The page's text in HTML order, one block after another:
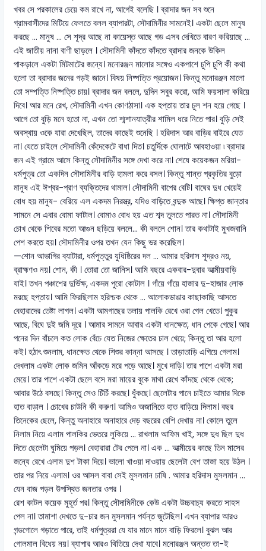
খবর সে পরকালের চেয়ে কম রাখে না, আগেই বলেছি । ব্রাদার জন সব শুনে
গ্রামবাসীদের মিটিয়ে ফেলতে বলল ব্যাপারটা, সৌদামিনীর সামনেই। একটা ছেলে মানুষ
করছে ... মানুষ ... সে শূদ্র আছে না কায়েস্ত আছে গড এসব দেখিতে বারণ করিয়াছে ...
এই জাতীয় নানা বাণী ছাড়লে । সৌদামিনী কাঁদতে কাঁদতে ব্রাদার জনকে উকিল
পাকড়ালে একটা মিটমাটের জন্যে। মনোরঞ্জন মালোর সঙ্গেও একপাশে চুপি চুপি কী কথা
হলো তা ব্রাদার জনের গড়ই জানে। বিষয় নিষ্পত্তি প্রয়োজন। কিন্তু মনোরঞ্জন মালো
তো সম্পত্তি নিষ্পত্তি চায়। ব্রাদার জন বললে, দুদিন সবুর করো, আমি ফয়সালা করিয়ে
দিবে। আর মনে রেখ, সৌদামিনী এখন কোণঠাসা। এক হপ্তায় তার চুল শন হয়ে গেছে ।
আগে তো বুড়ি মনে হতো না, এখন তো শ্মশানযাত্রীর শামিল ধরে নিতে পার। বুড়ি সেই
অবস্থায় ওকে যারা দেখেছিল, তাদের কাছেই শুনেছি । হরিদাস আর বাড়ির বাইরে যেত
না। যেতে চাইলে সৌদামিনী কেঁদেকেটে বাধা দিত। চতুর্দিকে ঘোলাটে আবহাওয়া ৷ ব্রাদার
জন এই গ্রামে আসে কিন্তু সৌদামিনীর সঙ্গে দেখা করে না। শেষে কয়েকজন মরিয়া-
ধর্মপুত্র তো একদিন সৌদামিনীর বাড়ি হামলা করে বসল। কিন্তু শান্ত প্রকৃতির বুড়ো
মানুষ এই ঈশ্বর-প্রাণ ব্যক্তিদের থামাল। সৌদামিনী বাপের বেটি। বাঘের দুধ খেয়েই
বোধ হয় মানুষ- বেরিয়ে এল একদম নিরস্ত্র, যদিও বাড়িতে বন্দুক আছে। ক্ষিপ্ত জান্তার
সামনে সে এবার বোমা ফাটাল। বোমাও বোধ হয় এত শব্দ তুলতে পারত না। সৌদামিনী
চোখ থেকে শিবের মতো আগুন ছড়িয়ে বললে... কী বললে শোন। তার কথাটাই মুখজবানি
পেশ করতে হয়। সৌদামিনীর ওপর তখন যেন কিছু ভর করেছিল।
—শোন আভাগির ব্যাটারা, ধর্মপুত্তুর যুধিষ্ঠিরের দল ... আমার হরিদাস শূদ্রও নয়,
ব্রাহ্মণও নয়। শোন, কী । তোরা তো জানিস। আমি বছরে একবার-দুবার আত্মীয়বাড়ি
যাই। তখন পঞ্চাশের দুর্ভিক্ষ, একদম পুরো কোটাল । গাঁয়ে গাঁয়ে হাজার দু-হাজার লোক
মরছে হপ্তায়। আমি ফিরছিলাম হরিশ্চক থেকে ... আলোকডাঙার কাছাকাছি আসতে
বেহারাদের তেষ্টা লাগল। একটা আমগাছের তলায় পালকি রেখে ওরা গেল খেতে। পুকুর
আছে, বিঘে দুই জমি দূরে । আমার সামনে আবার একটা ধানক্ষেত, ধান পেকে গেছে। আর
পনের দিন বাঁচলে কত লোক বেঁচে যেত নিজের ক্ষেতের চাল খেয়ে; কিন্তু তা আর হলো
কই। হঠাৎ শুনলাম, ধানক্ষেত থেকে শিশুর কান্না আসছে । তাড়াতাড়ি এগিয়ে গেলাম।
দেখলাম একটা লোক জমিন আঁকড়ে মরে পড়ে আছে। মুখে দাড়ি। তার পাশে একটা মরা
মেয়ে। তার পাশে একটা ছেলে বসে মরা মায়ের বুকে মাথা রেখে কাঁদছে থেকে থেকে;
আবার উঠে বসছে। কিন্তু সেও চিঁচিঁ করছে। ধুঁকছে। ছেলেটার পানে চাইতে আমার দিকে
হাত বাড়াল । চোখের চাউনি কী করুণ। আমিও অজানিতে হাত বাড়িয়ে দিলাম। বছর
তিনেকের ছেলে, কিন্তু অনাহারে অনাহারে দেড় বছরের বেশি দেখায় না। কোলে তুলে
নিলাম নিয়ে এলাম পালকির ভেতরে লুকিয়ে ... রাখলাম আফিম খাই, সঙ্গে দুধ ছিল দুধ
দিতে ছেলেটা ঘুমিয়ে পড়ল। বেহারারা টের পেলে না। এক ... আত্মীয়ের কাছে তিন মাসের
জন্যে রেখে এলাম দুশ টাকা দিয়ে। ভালো খাওয়া দাওয়ায় ছেলেটা বেশ তাজা হয়ে উঠল ।
তার পর নিয়ে এলাম। ওর আসল বাবা সেই মুসলমান চাষি . আমার হরিদাস মুসলমান ...
যেন বাজ পড়ল উপস্থিত জনতার ওপর ।
রেশ কাটল কয়েক মুহূর্ত পর। কিন্তু সৌদামিনীকে কেউ একটা উচ্চবাচ্য করতে সাহস
পেল না। তামাশা দেখতে দু-চার জন মুসলমান পর্যন্ত জুটেছিল। এখন ব্যাপার আরও
গন্ডগোলে গড়াতে পারে, তাই ধর্মপুত্ররা যে যার মানে মানে বাড়ি ফিরলে। বুঝল আর
গোলমাল বিধেয় নয়। ব্যাপার আরও থিতিয়ে দেখা যাবে। মনোরঞ্জন অন্তত তা-ই